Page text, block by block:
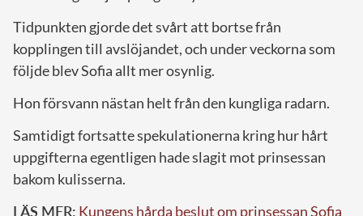
Tidpunkten gjorde det svårt att bortse från
kopplingen till avslöjandet, och under veckorna som
följde blev Sofia allt mer osynlig.
Hon försvann nästan helt från den kungliga radarn.
Samtidigt fortsatte spekulationerna kring hur hårt
uppgifterna egentligen hade slagit mot prinsessan
bakom kulisserna.
LÄS MER: Kungens hårda beslut om prinsessan Sofia